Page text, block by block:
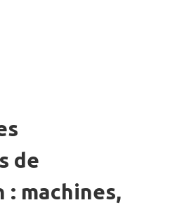
de
machines,